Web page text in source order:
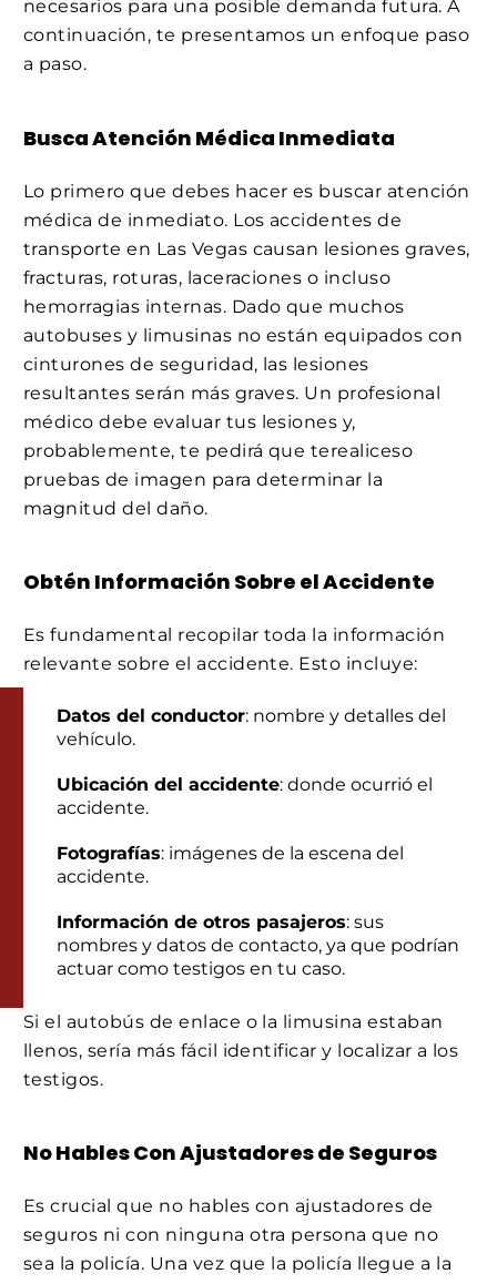
necesarios para una posible demanda futura. A
continuación, te presentamos un enfoque paso
a paso.
Busca Atención Médica Inmediata
Lo primero que debes hacer es buscar atención
médica de inmediato. Los accidentes de
transporte en Las Vegas causan lesiones graves,
fracturas, roturas, laceraciones o incluso
hemorragias internas. Dado que muchos
autobuses y limusinas no están equipados con
cinturones de seguridad, las lesiones
resultantes serán más graves. Un profesional
médico debe evaluar tus lesiones y,
probablemente, te pedirá que terealiceso
pruebas de imagen para determinar la
magnitud del daño.
Obtén Información Sobre el Accidente
Es fundamental recopilar toda la información
relevante sobre el accidente. Esto incluye:
Datos del conductor: nombre y detalles del
vehículo.
Ubicación del accidente: donde ocurrió el
accidente.
Fotografías: imágenes de la escena del
accidente.
Información de otros pasajeros: sus
nombres y datos de contacto, ya que podrían
actuar como testigos en tu caso.
Si el autobús de enlace o la limusina estaban
llenos, sería más fácil identificar y localizar a los
testigos.
No Hables Con Ajustadores de Seguros
Es crucial que no hables con ajustadores de
seguros ni con ninguna otra persona que no
sea la policía. Una vez que la policía llegue a la